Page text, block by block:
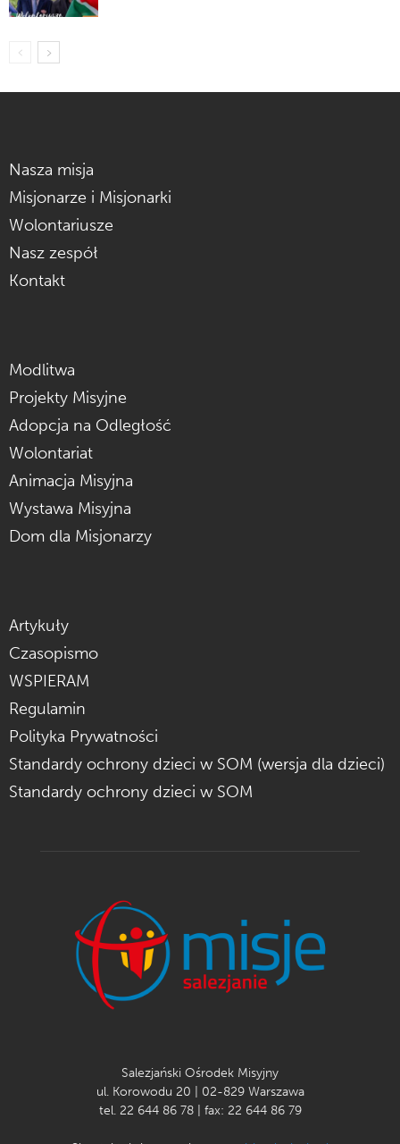
Nasza misja
Misjonarze i Misjonarki
Wolontariusze
Nasz zespół
Kontakt
Modlitwa
Projekty Misyjne
Adopcja na Odległość
Wolontariat
Animacja Misyjna
Wystawa Misyjna
Dom dla Misjonarzy
Artykuły
Czasopismo
WSPIERAM
Regulamin
Polityka Prywatności
Standardy ochrony dzieci w SOM (wersja dla dzieci)
Standardy ochrony dzieci w SOM
Salezjański Ośrodek Misyjny
ul. Korowodu 20 | 02-829 Warszawa
tel. 22 644 86 78 | fax: 22 644 86 79